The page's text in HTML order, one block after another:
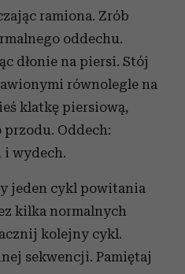
ramiona. Zrób
oddechu.
dłonie na piersi. Stój
równolegle na
klatkę piersiową,
przodu. Oddech:
i wydech.
jeden cykl powitania
kilka normalnych
kolejny cykl.
sekwencji. Pamiętaj